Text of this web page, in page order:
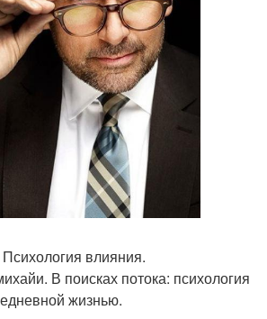
влияния.
В поисках потока: психология
жизнью.